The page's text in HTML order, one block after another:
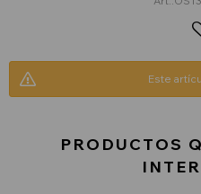
Este
PRODUCTOS